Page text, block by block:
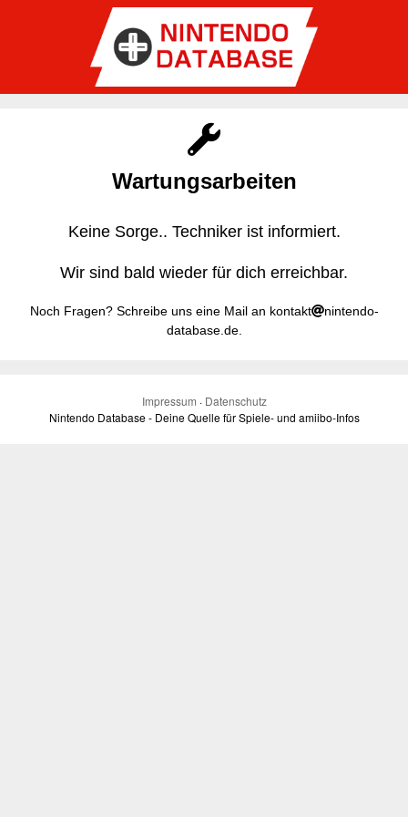
Wartungsarbeiten
Keine Sorge.. Techniker ist informiert.
Wir sind bald wieder für dich erreichbar.
Noch Fragen? Schreibe uns eine Mail an kontakt
nintendo-
database.de.
Impressum · Datenschutz
Nintendo Database - Deine Quelle für Spiele- und amiibo-Infos